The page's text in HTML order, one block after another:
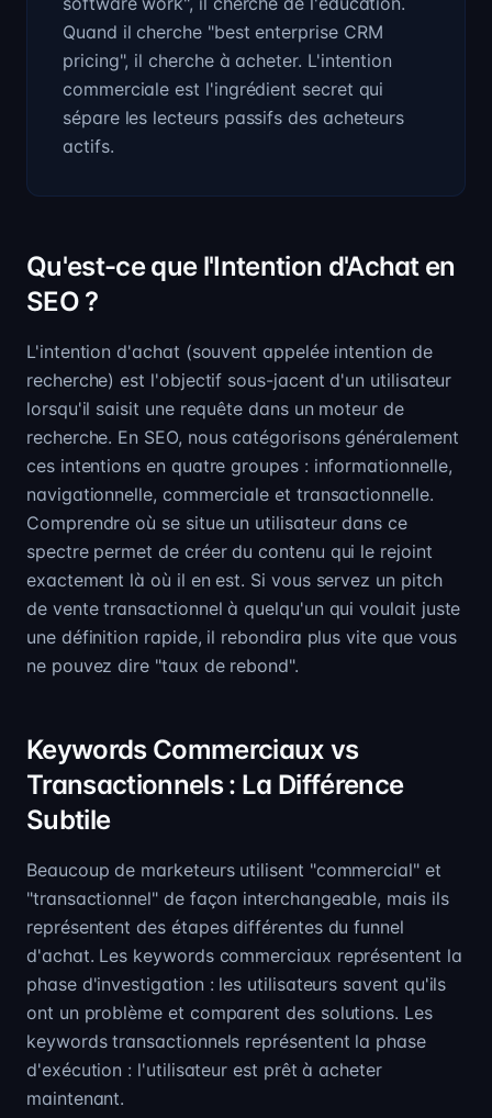
Quand il cherche "best enterprise CRM
pricing", il cherche à acheter. L'intention
commerciale est l'ingrédient secret qui
sépare les lecteurs passifs des acheteurs
actifs.
Qu'est-ce que l'Intention d'Achat en
SEO ?
L'intention d'achat (souvent appelée intention de
recherche) est l'objectif sous-jacent d'un utilisateur
lorsqu'il saisit une requête dans un moteur de
recherche. En SEO, nous catégorisons généralement
ces intentions en quatre groupes : informationnelle,
navigationnelle, commerciale et transactionnelle.
Comprendre où se situe un utilisateur dans ce
spectre permet de créer du contenu qui le rejoint
exactement là où il en est. Si vous servez un pitch
de vente transactionnel à quelqu'un qui voulait juste
une définition rapide, il rebondira plus vite que vous
ne pouvez dire "taux de rebond".
Keywords Commerciaux vs
Transactionnels : La Différence
Subtile
Beaucoup de marketeurs utilisent "commercial" et
"transactionnel" de façon interchangeable, mais ils
représentent des étapes différentes du funnel
d'achat. Les keywords commerciaux représentent la
phase d'investigation : les utilisateurs savent qu'ils
ont un problème et comparent des solutions. Les
keywords transactionnels représentent la phase
d'exécution : l'utilisateur est prêt à acheter
maintenant.